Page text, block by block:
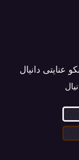
عنایتی دانیال